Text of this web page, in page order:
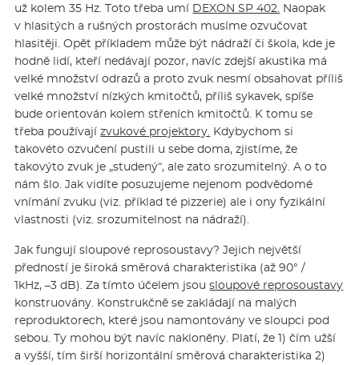
už kolem 35 Hz. Toto třeba umí DEXON SP 402. Naopak
v hlasitých a rušných prostorách musíme ozvučovat
hlasitěji. Opět příkladem může být nádraží či škola, kde je
hodně lidí, kteří nedávají pozor, navíc zdejší akustika má
velké množství odrazů a proto zvuk nesmí obsahovat příliš
velké množství nízkých kmitočtů, příliš sykavek, spíše
bude orientován kolem střeních kmitočtů. K tomu se
třeba používajízvukové projektory. Kdybychom si
takovéto ozvučení pustili u sebe doma, zjistíme, že
takovýto zvuk je „studený“, ale zato srozumitelný. A o to
nám šlo. Jak vidíte posuzujeme nejenom podvědomé
vnímání zvuku (viz. příklad té pizzerie) ale i ony fyzikální
vlastnosti (viz. srozumitelnost na nádraží).
Jak fungují sloupové reprosoustavy? Jejich největší
předností je široká směrová charakteristika (až 90° /
1kHz, –3 dB). Za tímto účelem jsousloupové reprosoustavy
konstruovány. Konstrukčně se zakládají na malých
reproduktorech, které jsou namontovány ve sloupci pod
sebou. Ty mohou být navíc nakloněny. Platí, že 1) čím užší
a vyšší, tím širší horizontální směrová charakteristika 2)